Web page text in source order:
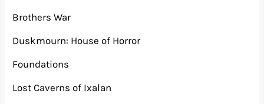
Brothers War
Duskmourn: House of Horror
Foundations
Lost Caverns of Ixalan